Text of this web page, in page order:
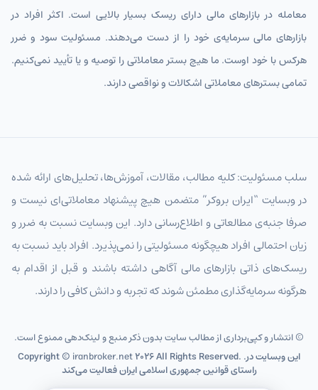
معامله در بازارهای مالی دارای ریسک بسیار بالایی است. اکثر افراد در
بازارهای مالی سرمایه‌ی خود را از دست می‌دهند. مسئولیت سود و ضرر
هرکس با خود اوست. ما هیچ بستر معاملاتی را توصیه و یا تأیید نمی‌کنیم.
تمامی بسترهای معاملاتی اشکالات و نواقصی دارند.
سلب مسئولیت: کلیه مطالب، مقالات، آموزش‌ها، تحلیل‌های ارائه شده
در وبسایت “ایران بروکر” متضمن هیچ پیشنهاد معاملاتی‌ای نیست و
صرفا جنبه‌ی مطالعاتی و اطلاع‌رسانی دارد. این وبسایت نسبت به ضرر و
زیان احتمالی افراد هیچگونه مسئولیتی را نمی‌پذیرد. افراد باید نسبت به
ریسک‌های ذاتی بازارهای مالی آگاهی داشته باشند و قبل از اقدام به
هرگونه سرمایه‌گذاری مطمئن شوند که تجربه و دانش کافی را دارند.
© انتشار و کپی‌برداری از مطالب سایت بدون ذکر منبع و لینک‌دهی ممنوع است.
Copyright © iranbroker.net2026 All Rights Reserved. .این وبسایت در
راستای قوانین جمهوری اسلامی ایران فعالیت می‌کند